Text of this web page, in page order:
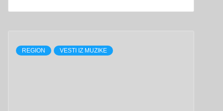
REGION VESTI IZ MUZIKE